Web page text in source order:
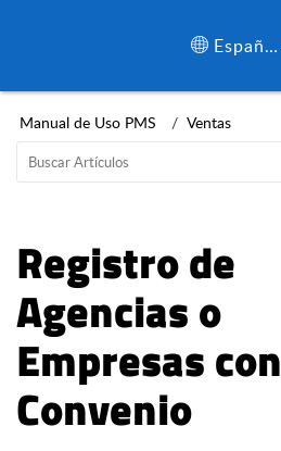
Español (España)
Manual de Uso PMS Ventas
Registro de
Agencias o
Empresas con
Convenio